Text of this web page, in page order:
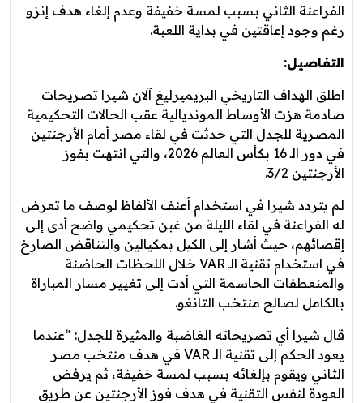
الفراعنة الثاني بسبب لمسة خفيفة وعدم إلغاء هدف إنزو
رغم وجود إعاقتين في بداية اللعبة.
التفاصيل:
اطلق الهداف التاريخي البريميرليغ آلان شيرا تصريحات
صادمة هزت الأوساط المونديالية عقب الحالات التحكيمية
المصرية للجدل التي حدثت في لقاء مصر أمام الأرجنتين
في دور الـ 16 بكأس العالم 2026، والتي انتهت بفوز
الأرجنتين 3/2.
لم يتردد شيرا في استخدام أعنف الألفاظ لوصف ما تعرض
له الفراعنة في لقاء الليلة من غبن تحكيمي واضح أدى إلى
إقصائهم، حيث أشار إلى الكيل بمكيالين والتناقض الصارخ
في استخدام تقنية الـ VAR خلال اللحظات الحاضنة
والمنعطفات الحاسمة التي أدت إلى تغيير مسار المباراة
بالكامل لصالح منتخب التانغو.
قال شيرا أي تصريحاته الغاضبة والمثيرة للجدل: “عندما
يعود الحكم إلى تقنية الـ VAR في هدف منتخب مصر
الثاني ويقوم بإلغائه بسبب لمسة خفيفة، ثم يرفض
العودة لنفس التقنية في هدف فوز الأرجنتين عن طريق